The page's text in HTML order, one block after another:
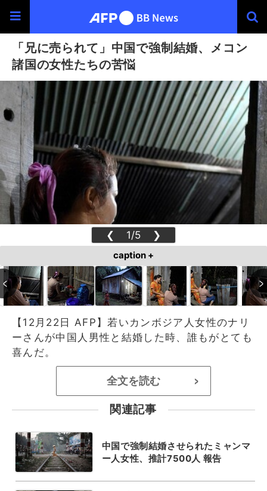
「兄に売られて」中国で強制結婚、メコン
諸国の女性たちの苦悩
❮ 1/5 ❯
caption +
【12月22日 AFP】若いカンボジア人女性のナリ
ーさんが中国人男性と結婚した時、誰もがとても
喜んだ。
全文を読む >
関連記事
中国で強制結婚させられたミャンマ
ー人女性、推計7500人 報告